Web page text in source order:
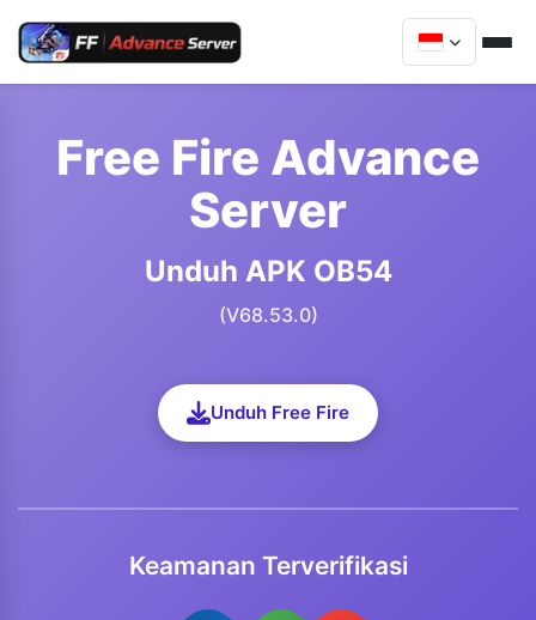
Free Fire Advance
Server
Unduh APK OB54
(V68.53.0)
Unduh Free Fire
Keamanan Terverifikasi